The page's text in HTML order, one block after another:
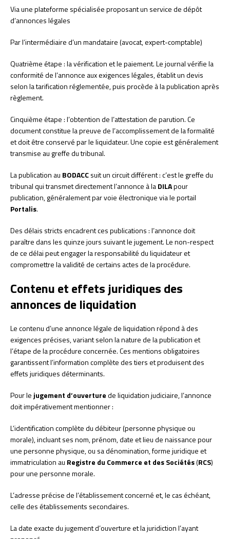
Via une plateforme spécialisée proposant un service de dépôt
d’annonces légales
Par l’intermédiaire d’un mandataire (avocat, expert-comptable)
Quatrième étape : la vérification et le paiement. Le journal vérifie la
conformité de l’annonce aux exigences légales, établit un devis
selon la tarification réglementée, puis procède à la publication après
règlement.
Cinquième étape : l’obtention de l’attestation de parution. Ce
document constitue la preuve de l’accomplissement de la formalité
et doit être conservé par le liquidateur. Une copie est généralement
transmise au greffe du tribunal.
La publication au BODACCsuit un circuit différent : c’est le greffe du
tribunal qui transmet directement l’annonce à laDILApour
publication, généralement par voie électronique via le portail
Portalis.
Des délais stricts encadrent ces publications : l’annonce doit
paraître dans les quinze jours suivant le jugement. Le non-respect
de ce délai peut engager la responsabilité du liquidateur et
compromettre la validité de certains actes de la procédure.
Contenu et effets juridiques des
annonces de liquidation
Le contenu d’une annonce légale de liquidation répond à des
exigences précises, variant selon la nature de la publication et
l’étape de la procédure concernée. Ces mentions obligatoires
garantissent l’information complète des tiers et produisent des
effets juridiques déterminants.
Pour le jugement d’ouverturede liquidation judiciaire, l’annonce
doit impérativement mentionner :
L’identification complète du débiteur (personne physique ou
morale), incluant ses nom, prénom, date et lieu de naissance pour
une personne physique, ou sa dénomination, forme juridique et
immatriculation au Registre du Commerce et des Sociétés(RCS)
pour une personne morale.
L’adresse précise de l’établissement concerné et, le cas échéant,
celle des établissements secondaires.
La date exacte du jugement d’ouverture et la juridiction l’ayant